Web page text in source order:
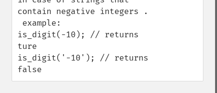
contain negative integers .
is_digit(-10); // returns
ture
is_digit('-10'); // returns
false